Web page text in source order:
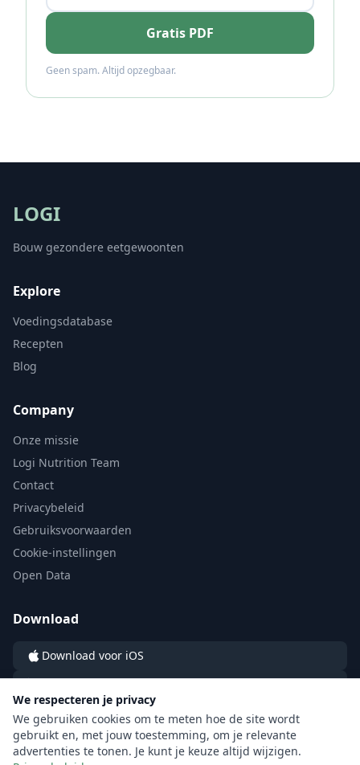
Gratis PDF
Geen spam. Altijd opzegbaar.
LOGI
Bouw gezondere eetgewoonten
Explore
Voedingsdatabase
Recepten
Blog
Company
Onze missie
Logi Nutrition Team
Contact
Privacybeleid
Gebruiksvoorwaarden
Cookie-instellingen
Open Data
Download
Download voor iOS
Download voor Android
We respecteren je privacy
We gebruiken cookies om te meten hoe de site wordt
gebruikt en, met jouw toestemming, om je relevante
advertenties te tonen. Je kunt je keuze altijd wijzigen.